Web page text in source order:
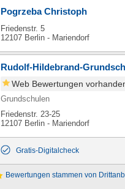
Pogrzeba Christoph
Friedenstr. 5
12107 Berlin - Mariendorf
Rudolf-Hildebrand-
Web Bewertungen
Grundschulen
Friedenstr. 23-25
12107 Berlin - Mariendorf
Gratis-Digitalcheck
Bewertungen stammen von